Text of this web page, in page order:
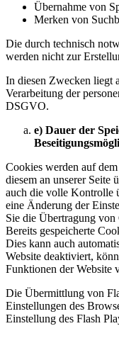
Übernahme von
Merken von
Die durch technisch
werden nicht zur
In diesen Zwecken liegt
Verarbeitung der
DSGVO.
e) Dauer der
Cookies werden auf
diesem an unserer Seite
auch die volle Kontrolle
eine Änderung der
Sie die Übertragung
Bereits gespeicherte
Dies kann auch
Website deaktiviert,
Funktionen der Website
Die Übermittlung von
Einstellungen des
Einstellung des Flash